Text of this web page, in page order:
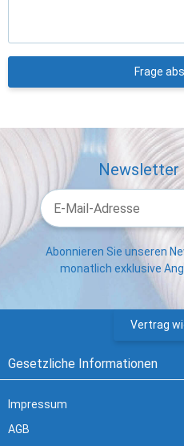
Frage
Newsletter
Abonnieren Sie unseren
monatlich exklusive
Vertrag
Gesetzliche Informationen
Impressum
AGB